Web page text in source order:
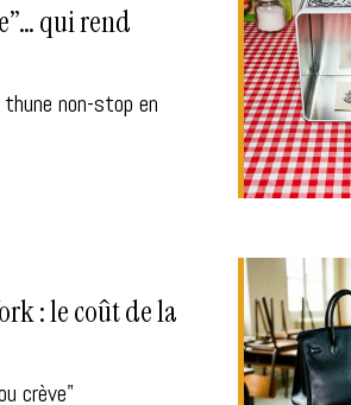
qui rend
non-stop en
: le coût de la
crève"